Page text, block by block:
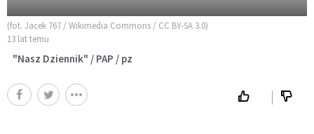
(fot. Jacek 767 / Wikimedia Commons / CC BY-SA 3.0)
13 lat temu
"Nasz Dziennik" / PAP / pz